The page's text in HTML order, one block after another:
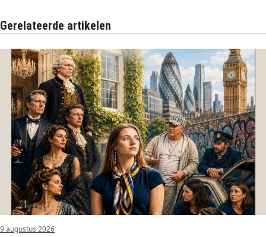
Gerelateerde artikelen
9 augustus 2026